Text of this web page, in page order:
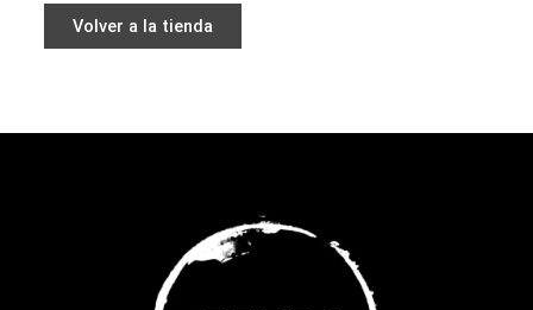
Volver a la tienda